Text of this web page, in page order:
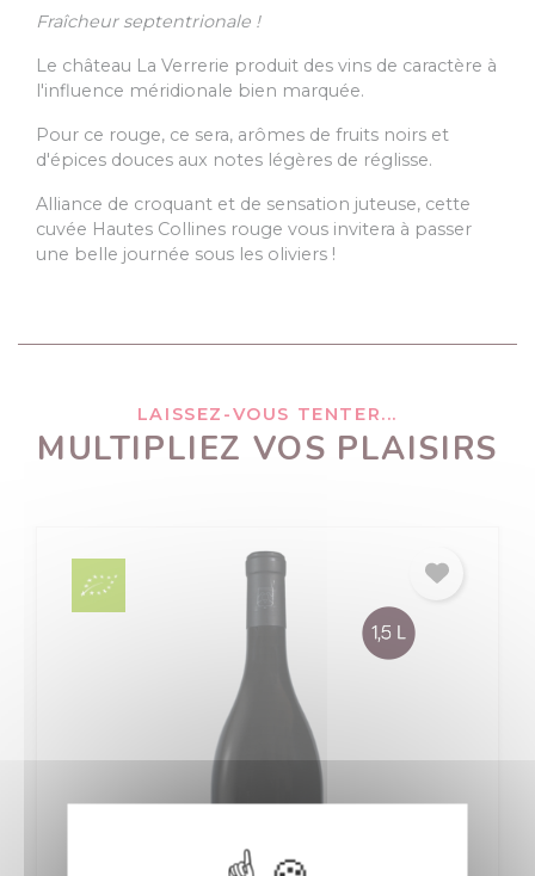
Fraîcheur septentrionale !
Le château La Verrerie produit des vins de caractère à
l'influence méridionale bien marquée.
Pour ce rouge, ce sera, arômes de fruits noirs et
d'épices douces aux notes légères de réglisse.
Alliance de croquant et de sensation juteuse, cette
cuvée Hautes Collines rouge vous invitera à passer
une belle journée sous les oliviers !
LAISSEZ-VOUS TENTER...
MULTIPLIEZ VOS PLAISIRS